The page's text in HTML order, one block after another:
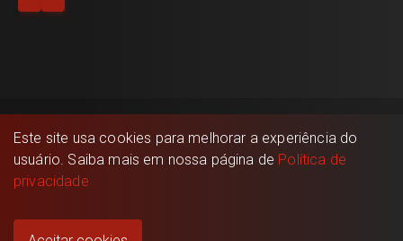
DM Imóveis©2026 - Todos os direitos reservados.
Este site usa cookies para melhorar a experiência do
usuário. Saiba mais em nossa página de Política de
privacidade